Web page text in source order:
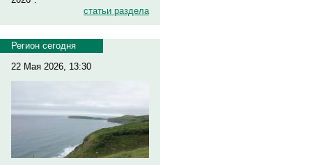
статьи раздела
Регион сегодня
22 Мая 2026, 13:30